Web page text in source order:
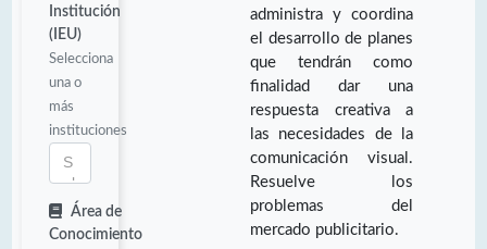
Institución
(IEU)
Selecciona
una o
más
instituciones
Área de
Conocimiento
administra y coordina
el desarrollo de planes
que tendrán como
finalidad dar una
respuesta creativa a
las necesidades de la
comunicación visual.
Resuelve los
problemas del
mercado publicitario.